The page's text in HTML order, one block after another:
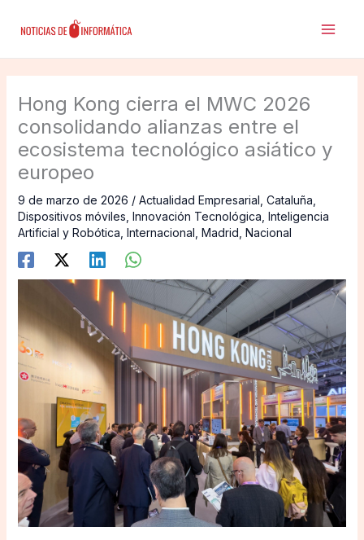
Hong Kong cierra el MWC 2026
consolidando alianzas entre el
ecosistema tecnológico asiático y
europeo
9 de marzo de 2026 / Actualidad Empresarial Cataluña
Dispositivos móviles Innovación Tecnológica Inteligencia
Artificial y Robótica Internacional Madrid Nacional